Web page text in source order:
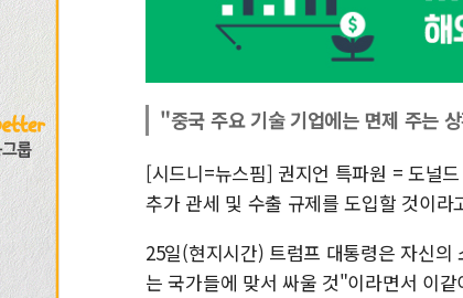
"중국 주요 기술 기업에는 면제 주는
[시드니=뉴스핌] 권지언 특파원 = 도널
추가 관세 및 수출 규제를 도입할 것이라
25일(현지시간) 트럼프 대통령은 자신
는 국가들에 맞서 싸울 것"이라면서 이같